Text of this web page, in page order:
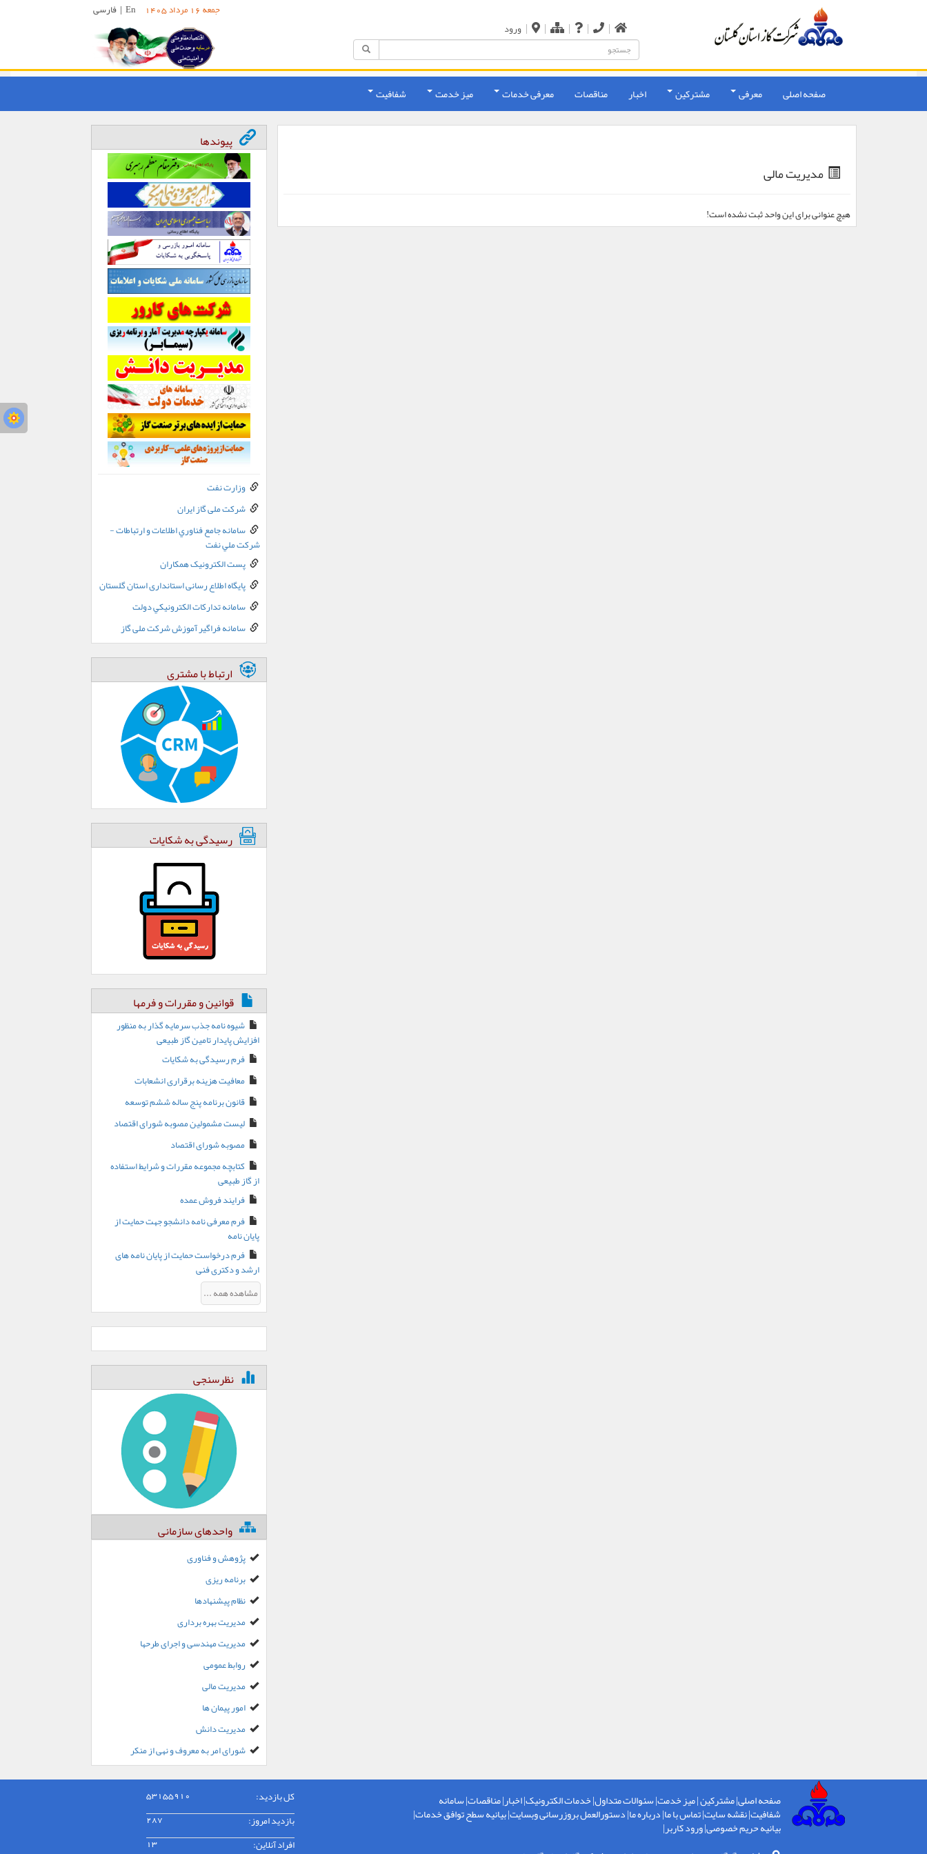
|
|
|
|
| ورود
جمعه 16 مرداد 1405 En
| فارسی
صفحه اصلی معرفی مشترکین اخبار مناقصات معرفی خدمات میز خدمت شفافیت
مدیریت مالی
هیچ عنوانی برای این واحد ثبت نشده است!
پیوندها
وزارت نفت
شرکت ملی گاز ایران
سامانه جامع فناوري اطلاعات و ارتباطات -
شرکت ملي نفت
پست الکترونيک همکاران
پایگاه اطلاع رسانی استانداری استان گلستان
سامانه تدارکات الکترونيکي دولت
سامانه فراگیر آموزش شرکت ملی گاز
ارتباط با مشتری
رسیدگی به شکایات
قوانین و مقررات و فرمها
شیوه نامه جذب سرمایه گذار به منظور
افزایش پایدار تامین گاز طبیعی
فرم رسیدگی به شکایات
معافیت هزینه برقراری انشعابات
قانون برنامه پنج ساله ششم توسعه
لیست مشمولین مصوبه شورای اقتصاد
مصوبه شورای اقتصاد
کتابچه مجموعه مقررات و شرایط استفاده
از گاز طبیعی
فرایند فروش عمده
فرم معرفی نامه دانشجو جهت حمایت از
پایان نامه
فرم درخواست حمایت از پایان نامه های
ارشد و دکتری فنی
مشاهده همه ...
واحدهای سازمانی
پژوهش و فناوری
برنامه ریزی
نظام پیشنهادها
مدیریت بهره برداری
مدیریت مهندسی و اجرای طرحها
روابط عمومی
مدیریت مالی
امور پیمان ها
مدیریت دانش
شورای امر به معروف و نهی از منکر
نظرسنجی
صفحه اصلی|مشترکین|میز خدمت|سئوالات متداول|خدمات الکترونیک|اخبار|مناقصات|سامانه
شفافیت|نقشه سایت|تماس با ما|درباره ما|دستورالعمل بروزرسانی وبسایت|بیانیه سطح توافق خدمات|
بیانیه حریم خصوصی|ورود کاربر|
کل بازدید: 53155910
بازدید امروز: 287
افراد آنلاین: 13